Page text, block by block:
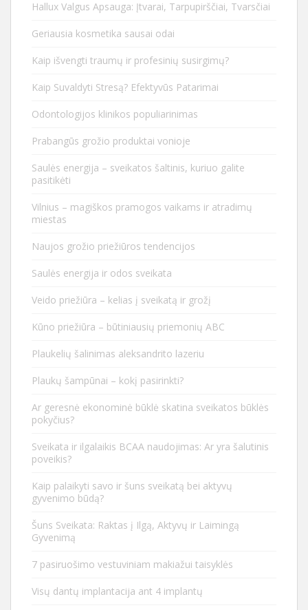
Hallux Valgus Apsauga: Įtvarai, Tarpupirščiai, Tvarsčiai
Geriausia kosmetika sausai odai
Kaip išvengti traumų ir profesinių susirgimų?
Kaip Suvaldyti Stresą? Efektyvūs Patarimai
Odontologijos klinikos populiarinimas
Prabangūs grožio produktai vonioje
Saulės energija – sveikatos šaltinis, kuriuo galite
pasitikėti
Vilnius – magiškos pramogos vaikams ir atradimų
miestas
Naujos grožio priežiūros tendencijos
Saulės energija ir odos sveikata
Veido priežiūra – kelias į sveikatą ir grožį
Kūno priežiūra – būtiniausių priemonių ABC
Plaukelių šalinimas aleksandrito lazeriu
Plaukų šampūnai – kokį pasirinkti?
Ar geresnė ekonominė būklė skatina sveikatos būklės
pokyčius?
Sveikata ir ilgalaikis BCAA naudojimas: Ar yra šalutinis
poveikis?
Kaip palaikyti savo ir šuns sveikatą bei aktyvų
gyvenimo būdą?
Šuns Sveikata: Raktas į Ilgą, Aktyvų ir Laimingą
Gyvenimą
7 pasiruošimo vestuviniam makiažui taisyklės
Visų dantų implantacija ant 4 implantų